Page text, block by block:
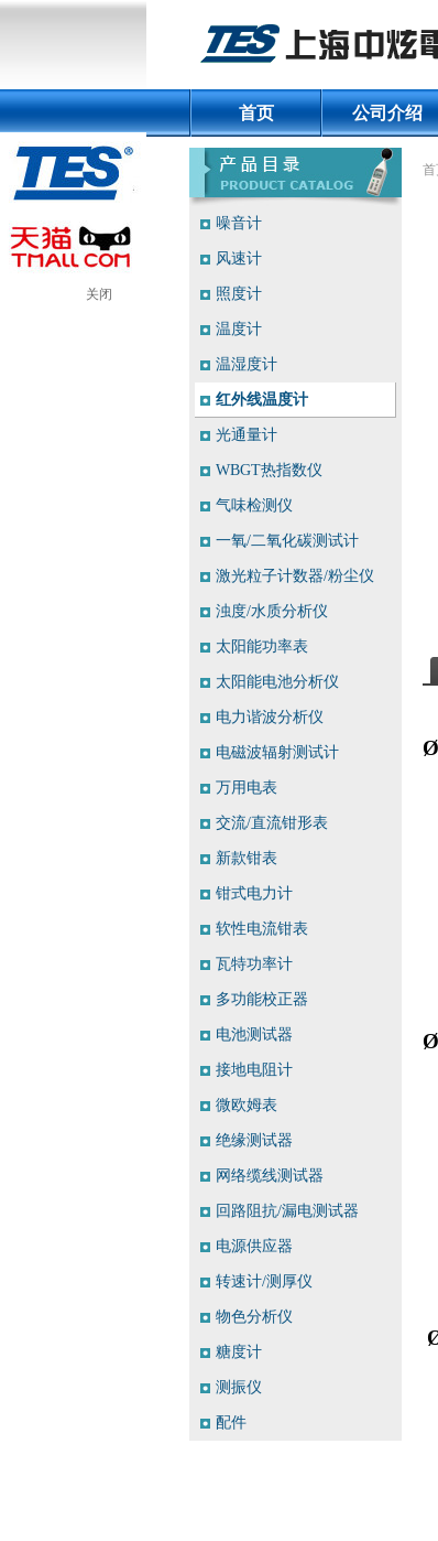
首页 公司介绍
关闭
噪音计
风速计
照度计
温度计
温湿度计
红外线温度计
光通量计
WBGT热指数仪
气味检测仪
一氧/二氧化碳测试计
激光粒子计数器/粉尘仪
浊度/水质分析仪
太阳能功率表
太阳能电池分析仪
电力谐波分析仪
电磁波辐射测试计
万用电表
交流/直流钳形表
新款钳表
钳式电力计
软性电流钳表
瓦特功率计
多功能校正器
电池测试器
接地电阻计
微欧姆表
绝缘测试器
网络缆线测试器
回路阻抗/漏电测试器
电源供应器
转速计/测厚仪
物色分析仪
糖度计
测振仪
配件
Ø
Ø